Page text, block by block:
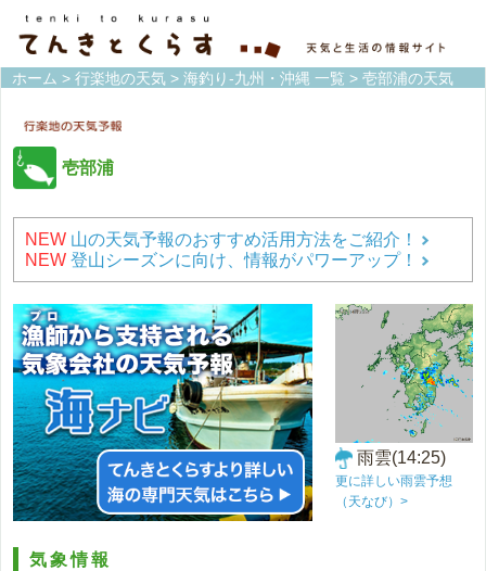
ホーム > 行楽地の天気 > 海釣り-九州・沖縄 一覧 > 壱部浦の天気
壱部浦
NEW 山の天気予報のおすすめ活用方法をご紹介！
NEW 登山シーズンに向け、情報がパワーアップ！
雨雲(14:25)
更に詳しい雨雲予想
（天なび）>
気象情報